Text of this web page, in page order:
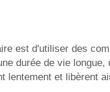
est d'utiliser des
durée de vie
et libèrent